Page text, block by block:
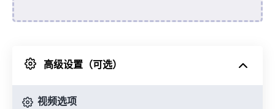
来自 Google Drive
高级设置（可选）
视频选项